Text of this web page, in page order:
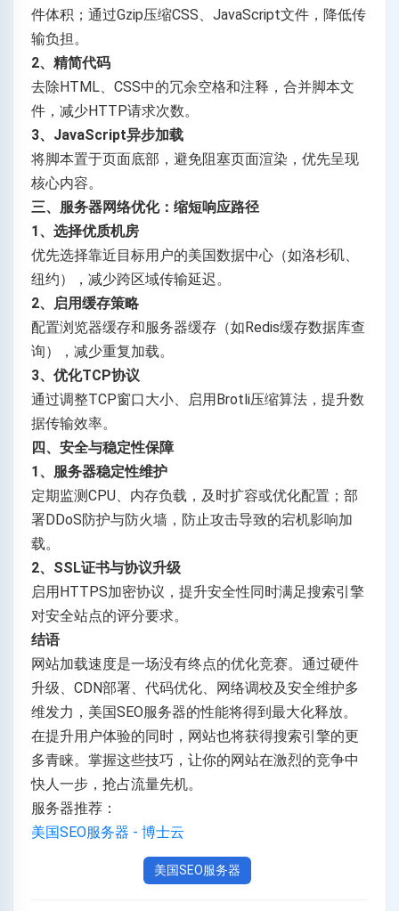
件体积；通过Gzip压缩CSS、JavaScript文件，降低传
输负担。
2、精简代码
去除HTML、CSS中的冗余空格和注释，合并脚本文
件，减少HTTP请求次数。
3、JavaScript异步加载
将脚本置于页面底部，避免阻塞页面渲染，优先呈现
核心内容。
三、服务器网络优化：缩短响应路径
1、选择优质机房
优先选择靠近目标用户的美国数据中心（如洛杉矶、
纽约），减少跨区域传输延迟。
2、启用缓存策略
配置浏览器缓存和服务器缓存（如Redis缓存数据库查
询），减少重复加载。
3、优化TCP协议
通过调整TCP窗口大小、启用Brotli压缩算法，提升数
据传输效率。
四、安全与稳定性保障
1、服务器稳定性维护
定期监测CPU、内存负载，及时扩容或优化配置；部
署DDoS防护与防火墙，防止攻击导致的宕机影响加
载。
2、SSL证书与协议升级
启用HTTPS加密协议，提升安全性同时满足搜索引擎
对安全站点的评分要求。
结语
网站加载速度是一场没有终点的优化竞赛。通过硬件
升级、CDN部署、代码优化、网络调校及安全维护多
维发力，美国SEO服务器的性能将得到最大化释放。
在提升用户体验的同时，网站也将获得搜索引擎的更
多青睐。掌握这些技巧，让你的网站在激烈的竞争中
快人一步，抢占流量先机。
服务器推荐：
美国SEO服务器 - 博士云
美国SEO服务器